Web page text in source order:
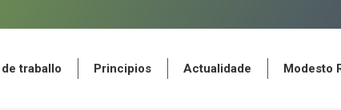
traballo Principios Actualidade Modesto
traballo Principios Actualidade Modesto